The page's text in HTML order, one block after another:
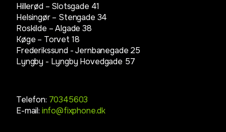
Hillerød – Slotsgade 41
Helsingør – Stengade 34
Roskilde – Algade 38
Køge – Torvet 18
Frederikssund - Jernbanegade 25
Lyngby - Lyngby Hovedgade 57
Telefon: 70345603
E-mail: info@fixphone.dk